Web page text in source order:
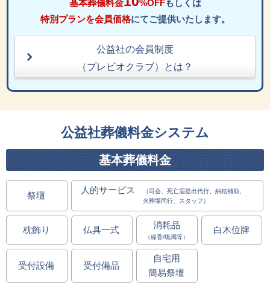
基本葬儀料金 %OFFもしくは
特別プランを会員価格にてご提供いたします。
公益社の会員制度
（プレビオクラブ）とは？
公益社葬儀料金システム
基本葬儀料金
祭壇
人的サービス
（司会、死亡届提出代行、納棺補助、
火葬場同行、スタッフ）
枕飾り 仏具一式 消耗品
（線香/蝋燭等）
白木位牌
受付設備 受付備品
自宅用
簡易祭壇